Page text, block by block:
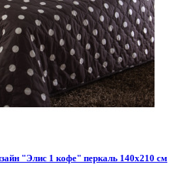
"Элис 1 кофе" перкаль 140х210 см